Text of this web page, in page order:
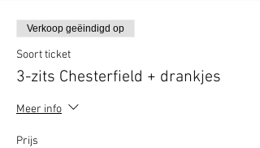
Verkoop geëindigd op
Soort ticket
3-zits Chesterfield + drankjes
Meer info
Prijs